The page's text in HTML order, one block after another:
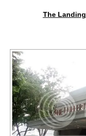
The